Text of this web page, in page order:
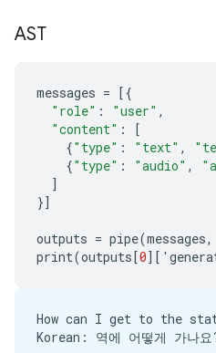
AST
messages = [{
"role" : "user" ,
"content" :
[
{"type" : "text" ,
{"type" : "audio" ,
]
}]
outputs = pipe(messages,
print(outputs[0][ '
How can I get to the